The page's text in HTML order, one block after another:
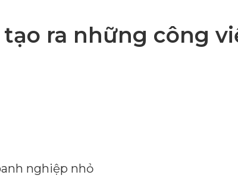
ra những công